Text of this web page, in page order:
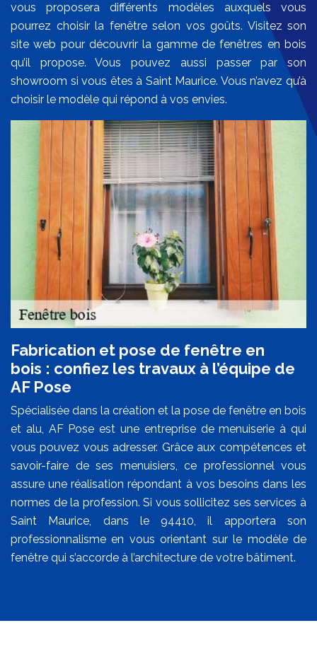
vous proposera différents modèles auxquels vous
pourrez choisir la fenêtre selon vos goûts. Visitez son
site web pour découvrir la gamme de fenêtres en bois
qu’il propose. Vous pouvez aussi passer par son
showroom si vous êtes à Saint Maurice. Vous n’avez qu’à
choisir le modèle qui répond à vos envies.
Fabrication et pose de fenêtre en
bois : confiez les travaux à l’équipe de
AF Pose
Spécialisée dans la création et la pose de fenêtre en bois
et alu, AF Pose est une entreprise de menuiserie à qui
vous pouvez vous adresser. Grâce aux compétences et
savoir-faire de ses menuisiers, ce professionnel vous
assure une réalisation répondant à vos besoins dans les
normes de la profession. Si vous sollicitez ses services à
Saint Maurice, dans le 94410, il apportera son
professionnalisme en vous orientant sur le modèle de
fenêtre qui s’accorde à l’architecture de votre bâtiment.